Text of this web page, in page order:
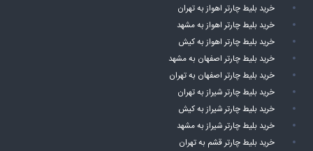
خرید بلیط چارتر اهواز به تهران
خرید بلیط چارتر اهواز به مشهد
خرید بلیط چارتر اهواز به کیش
خرید بلیط چارتر اصفهان به مشهد
خرید بلیط چارتر اصفهان به تهران
خرید بلیط چارتر شیراز به تهران
خرید بلیط چارتر شیراز به کیش
خرید بلیط چارتر شیراز به مشهد
خرید بلیط چارتر قشم به تهران